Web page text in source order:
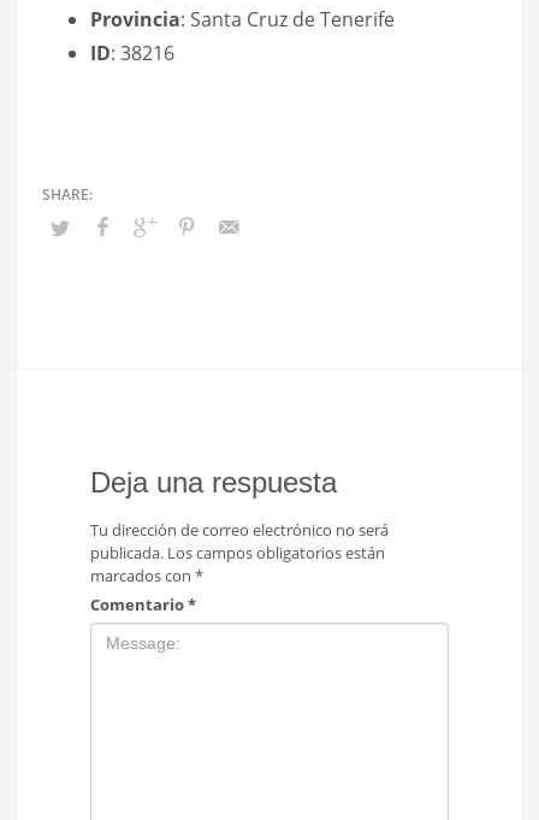
Provincia: Santa Cruz de Tenerife
ID: 38216
Deja una respuesta
Tu dirección de correo electrónico no será
publicada. Los campos obligatorios están
marcados con *
Comentario*